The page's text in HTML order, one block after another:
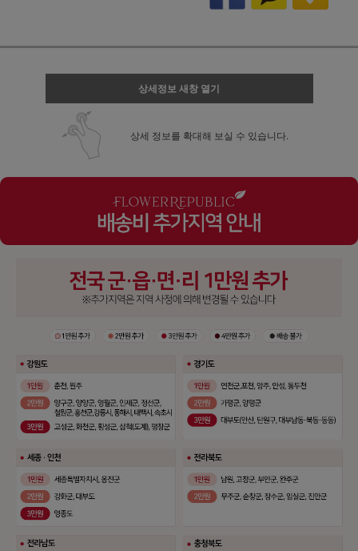
상세정보 새창 열기
상세 정보를 확대해 보실 수 있습니다.